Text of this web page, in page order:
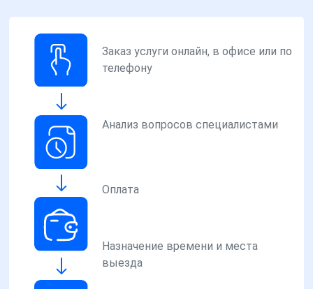
Заказ услуги онлайн, в офисе или по
телефону
Анализ вопросов специалистами
Оплата
Назначение времени и места
выезда